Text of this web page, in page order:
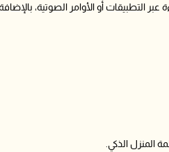
عبر التطبيقات أو الأوامر الصوتية،
المنزل الذكي.